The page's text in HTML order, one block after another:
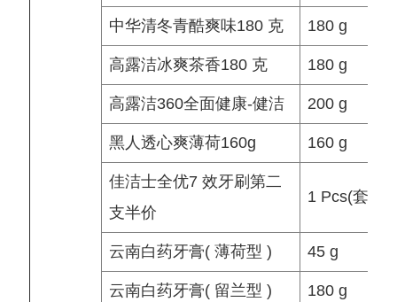
中华清冬青酷爽味180 克 180 g
高露洁冰爽茶香180 克 180 g
高露洁360全面健康-健洁 200 g
黑人透心爽薄荷160g 160 g
佳洁士全优7 效牙刷第二
支半价
1 Pcs(套)
云南白药牙膏( 薄荷型 ) 45 g
云南白药牙膏( 留兰型 ) 180 g